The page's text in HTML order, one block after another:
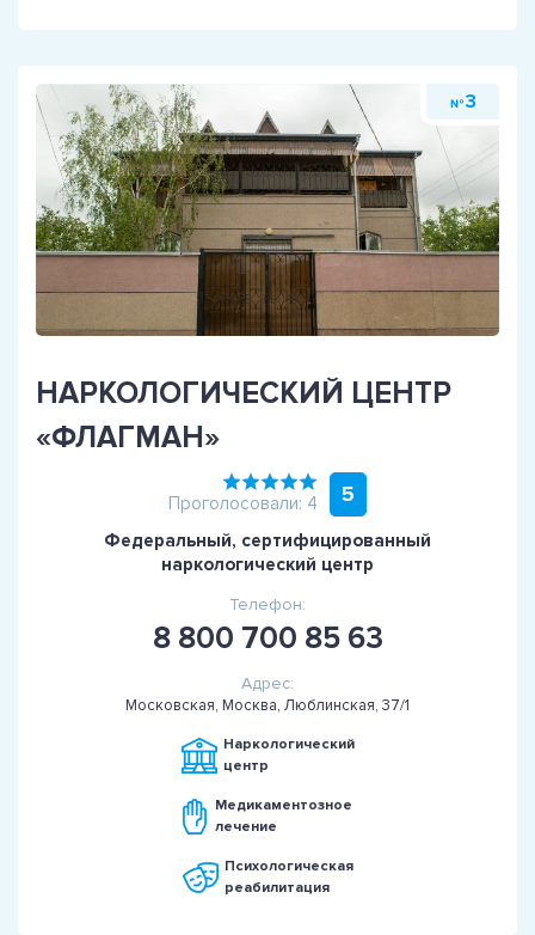
№ 3
НАРКОЛОГИЧЕСКИЙ ЦЕНТР
«ФЛАГМАН»
Проголосовали: 4 5
Федеральный, сертифицированный
наркологический центр
Телефон:
8 800 700 85 63
Адрес:
Московская, Москва, Люблинская, 37/1
Наркологический
центр
Медикаментозное
лечение
Психологическая
реабилитация